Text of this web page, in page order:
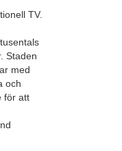
TV.
Staden
med
och
för att